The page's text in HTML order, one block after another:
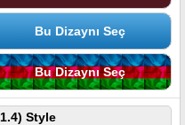
Bu Dizaynı Seç
Bu Dizaynı Seç
Style